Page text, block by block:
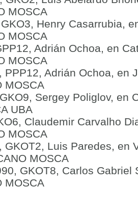
MOSCA
Henry Casarrubia,
MOSCA
Adrián Ochoa, en
MOSCA
PPP12, Adrián Ochoa, en
MOSCA
Sergey Poliglov, en
UBA
Claudemir Carvalho
MOSCA
GKOT2, Luis Paredes, en
MOSCA
GKOT8, Carlos Gabriel
MOSCA